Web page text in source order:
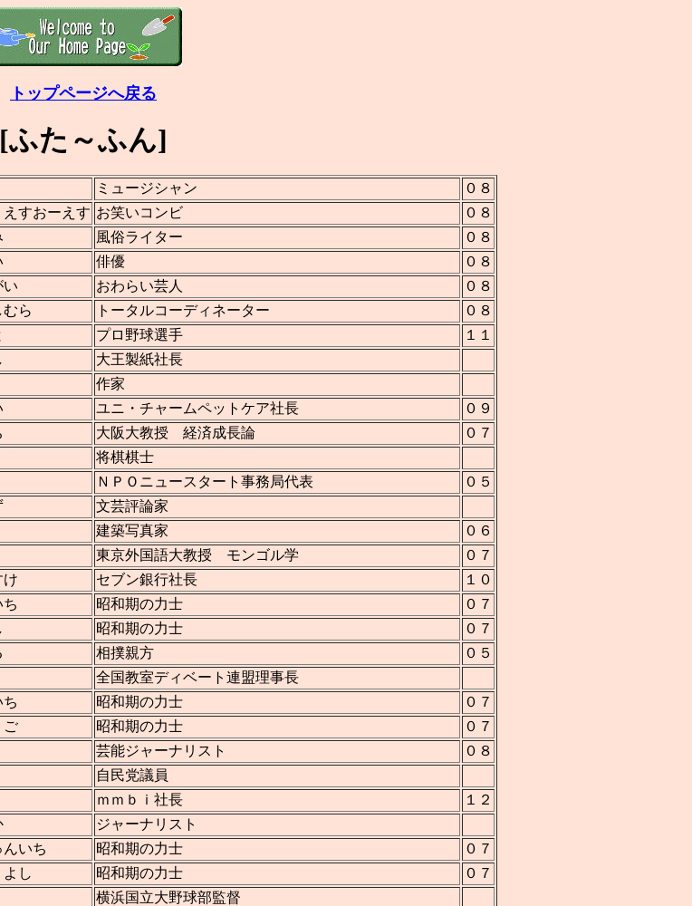
トップページへ戻る
[ふた～ふん]
ミュージシャン
０８
すおーえす お笑いコンビ
０８
風俗ライター
０８
俳優
０８
おわらい芸人
０８
ら トータルコーディネーター
０８
プロ野球選手
１１
大王製紙社長
作家
ユニ・チャームペットケア社長
０９
大阪大教授 経済成長論
０７
将棋棋士
ＮＰＯニュースタート事務局代表
０５
文芸評論家
建築写真家
０６
東京外国語大教授 モンゴル学
０７
セブン銀行社長
１０
昭和期の力士
０７
昭和期の力士
０７
相撲親方
０５
全国教室ディベート連盟理事長
昭和期の力士
０７
昭和期の力士
０７
芸能ジャーナリスト
０８
自民党議員
ｍｍｂｉ社長
１２
ジャーナリスト
いち 昭和期の力士
０７
し 昭和期の力士
０７
横浜国立大野球部監督